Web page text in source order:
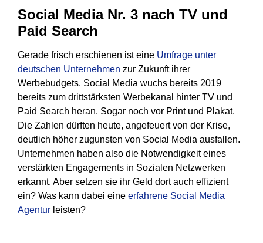
Social Media Nr. 3 nach TV und
Paid Search
Gerade frisch erschienen ist eine Umfrage unter
deutschen Unternehmen zur Zukunft ihrer
Werbebudgets. Social Media wuchs bereits 2019
bereits zum drittstärksten Werbekanal hinter TV und
Paid Search heran. Sogar noch vor Print und Plakat.
Die Zahlen dürften heute, angefeuert von der Krise,
deutlich höher zugunsten von Social Media ausfallen.
Unternehmen haben also die Notwendigkeit eines
verstärkten Engagements in Sozialen Netzwerken
erkannt. Aber setzen sie ihr Geld dort auch effizient
ein? Was kann dabei eine erfahrene Social Media
Agentur leisten?